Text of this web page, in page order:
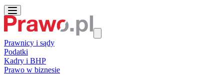
Prawnicy i sądy
Podatki
Kadry i BHP
Prawo w biznesie